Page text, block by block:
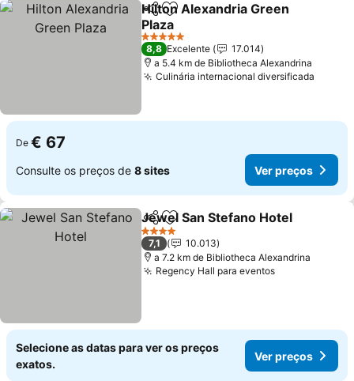
PartilharAdicionar aos favoritos
Hilton Alexandria Green
Plaza
Ver preços
5 Estrelas
8,8 Excelente
17.014
a 5.4 km de Bibliotheca Alexandrina
Culinária internacional diversificada
De € 67
Consulte os preços de 8 sites Ver preços
PartilharAdicionar aos favoritos
Jewel San Stefano Hotel
4 Estrelas
7,1
10.013
a 7.2 km de Bibliotheca Alexandrina
Regency Hall para eventosVer preços
Selecione as datas para ver os preços
exatos.
Ver preços